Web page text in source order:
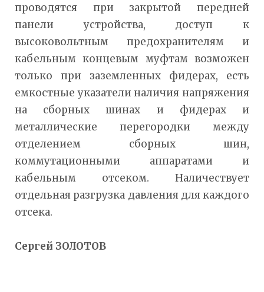
проводятся при закрытой передней
панели устройства, доступ к
высоковольтным предохранителям и
кабельным концевым муфтам возможен
только при заземленных фидерах, есть
емкостные указатели наличия напряжения
на сборных шинах и фидерах и
металлические перегородки между
отделением сборных шин,
коммутационными аппаратами и
кабельным отсеком. Наличествует
отдельная разгрузка давления для каждого
отсека.
Сергей ЗОЛОТОВ